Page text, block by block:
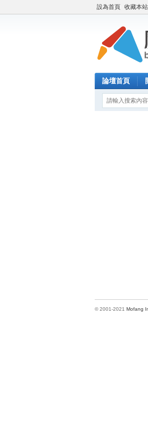
設為首頁 收藏本站
論壇首頁
© 2001-2021 Mofang